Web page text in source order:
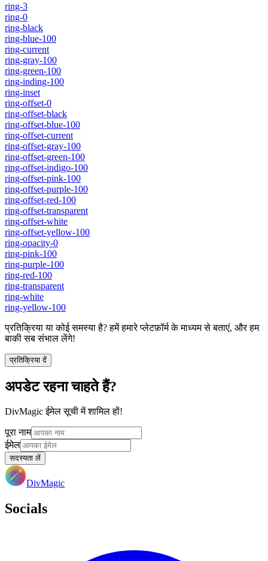
ring-3
ring-0
ring-black
ring-blue-100
ring-current
ring-gray-100
ring-green-100
ring-inding-100
ring-inset
ring-offset-0
ring-offset-black
ring-offset-blue-100
ring-offset-current
ring-offset-gray-100
ring-offset-green-100
ring-offset-indigo-100
ring-offset-pink-100
ring-offset-purple-100
ring-offset-red-100
ring-offset-transparent
ring-offset-white
ring-offset-yellow-100
ring-opacity-0
ring-pink-100
ring-purple-100
ring-red-100
ring-transparent
ring-white
ring-yellow-100
प्रतिक्रिया या कोई समस्या है? हमें हमारे प्लेटफ़ॉर्म के माध्यम से बताएं, और हम
बाकी सब संभाल लेंगे!
प्रतिक्रिया दें
अपडेट रहना चाहते हैं?
DivMagic ईमेल सूची में शामिल हों!
पूरा नाम
ईमेल
सदस्यता लें
DivMagic
Socials